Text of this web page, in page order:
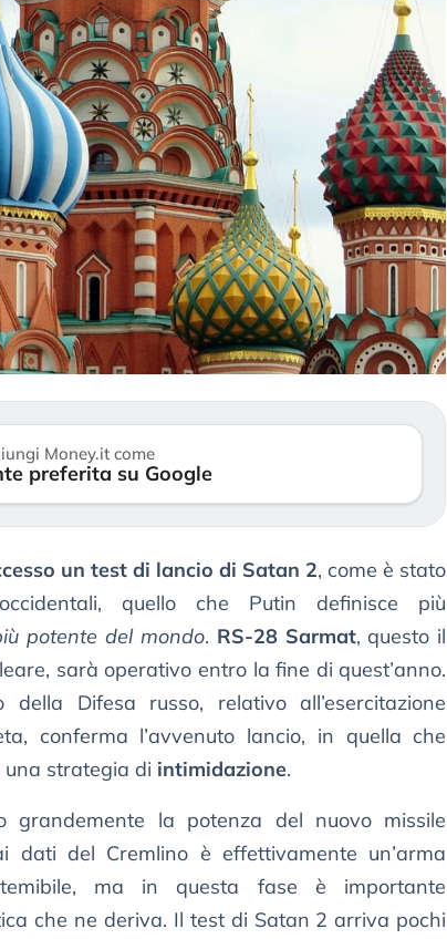
Money.it come
preferita su Google
un test di lancio di Satan 2, come è stato
quello che Putin definisce più
potente del mondo. RS-28 Sarmat, questo il
sarà operativo entro la fine di quest’anno.
Difesa russo, relativo all’esercitazione
conferma l’avvenuto lancio, in quella che
strategia di intimidazione.
grandemente la potenza del nuovo missile
dati del Cremlino è effettivamente un’arma
temibile, ma in questa fase è importante
che ne deriva. Il test di Satan 2 arriva pochi
Investitori
lo scoppio
Quando la finanza pesa più
dell’economia reale. L’America sta
ripetendo gli errori del 2008?
sempre più sganciata dall’economia
reale. (…)
24 luglio 2026